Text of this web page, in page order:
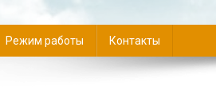
Режим работы Контакты